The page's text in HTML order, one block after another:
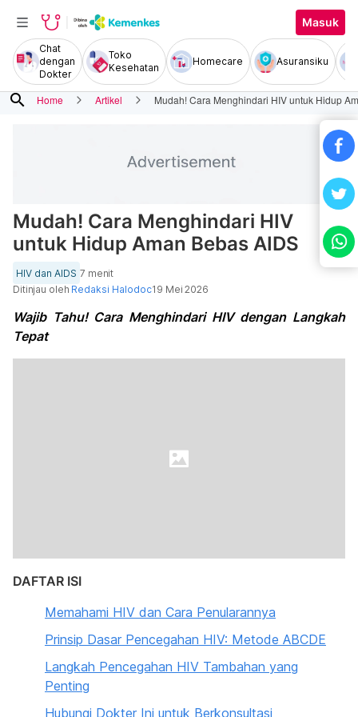
Masuk
Chat
dengan
Dokter
Toko
Kesehatan
Homecare Asuransiku
search Home Artikel Mudah! Cara Menghindari HIV untuk Hidup
Mudah! Cara Menghindari HIV
untuk Hidup Aman Bebas AIDS
HIV dan AIDS 7 menit
Ditinjau oleh Redaksi Halodoc19 Mei 2026
Wajib Tahu! Cara Menghindari HIV dengan Langkah
Tepat
DAFTAR ISI
Memahami HIV dan Cara Penularannya
Prinsip Dasar Pencegahan HIV: Metode ABCDE
Langkah Pencegahan HIV Tambahan yang
Penting
Hubungi Dokter Ini untuk Berkonsultasi